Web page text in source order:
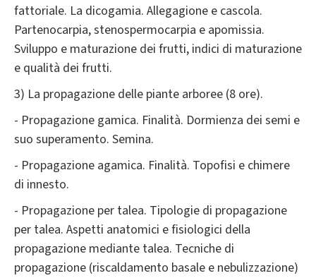
fattoriale. La dicogamia. Allegagione e cascola.
Partenocarpia, stenospermocarpia e apomissia.
Sviluppo e maturazione dei frutti, indici di maturazione
e qualità dei frutti.
3) La propagazione delle piante arboree (8 ore).
- Propagazione gamica. Finalità. Dormienza dei semi e
suo superamento. Semina.
- Propagazione agamica. Finalità. Topofisi e chimere
di innesto.
- Propagazione per talea. Tipologie di propagazione
per talea. Aspetti anatomici e fisiologici della
propagazione mediante talea. Tecniche di
propagazione (riscaldamento basale e nebulizzazione)